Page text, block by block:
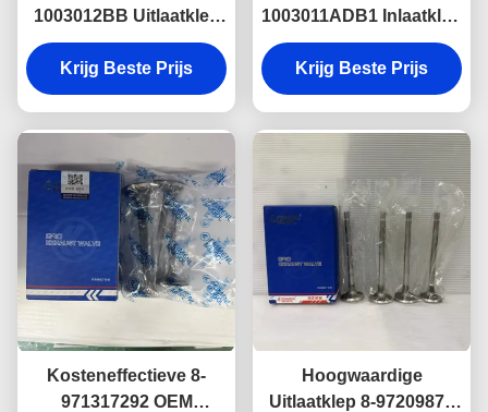
1003012BB Uitlaatklep
voor ISUZU NKR &
600P Vertrouwd door
wereldwijde aftermarket
Krijg Beste Prijs
1003011ADB1 Inlaatklep
voor ISUZU NKR,
Precision Fit en lange
levensduur
Krijg Beste Prijs
Kosteneffectieve 8-
971317292 OEM
Hoogwaardige
Uitlaatklep 8-97209876